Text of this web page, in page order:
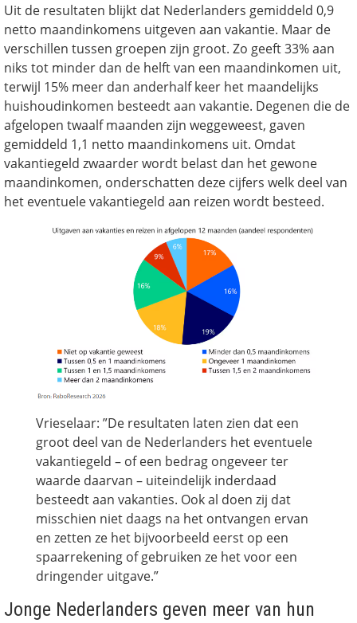
Uit de resultaten blijkt dat Nederlanders gemiddeld 0,9
netto maandinkomens uitgeven aan vakantie. Maar de
verschillen tussen groepen zijn groot. Zo geeft 33% aan
niks tot minder dan de helft van een maandinkomen uit,
terwijl 15% meer dan anderhalf keer het maandelijks
huishoudinkomen besteedt aan vakantie. Degenen die de
afgelopen twaalf maanden zijn weggeweest, gaven
gemiddeld 1,1 netto maandinkomens uit. Omdat
vakantiegeld zwaarder wordt belast dan het gewone
maandinkomen, onderschatten deze cijfers welk deel van
het eventuele vakantiegeld aan reizen wordt besteed.
Vrieselaar: ”De resultaten laten zien dat een
groot deel van de Nederlanders het eventuele
vakantiegeld – of een bedrag ongeveer ter
waarde daarvan – uiteindelijk inderdaad
besteedt aan vakanties. Ook al doen zij dat
misschien niet daags na het ontvangen ervan
en zetten ze het bijvoorbeeld eerst op een
spaarrekening of gebruiken ze het voor een
dringender uitgave.”
Jonge Nederlanders geven meer van hun